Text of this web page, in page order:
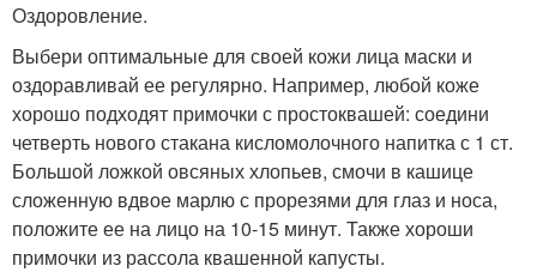
Оздоровление.
Выбери оптимальные для своей кожи лица маски и
оздоравливай ее регулярно. Например, любой коже
хорошо подходят примочки с простоквашей: соедини
четверть нового стакана кисломолочного напитка с 1 ст.
Большой ложкой овсяных хлопьев, смочи в кашице
сложенную вдвое марлю с прорезями для глаз и носа,
положите ее на лицо на 10-15 минут. Также хороши
примочки из рассола квашенной капусты.